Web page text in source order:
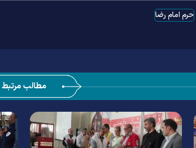
حرم امام رضا
مطالب مرتبط